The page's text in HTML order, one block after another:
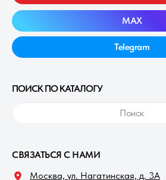
Москва, ул. Нагатинская, д. 3A
СВЯЗАТЬСЯ С НАМИ
MAXㅤ
ㅤПоискㅤ
ПОИСК ПО КАТАЛОГУ
Telegramㅤ